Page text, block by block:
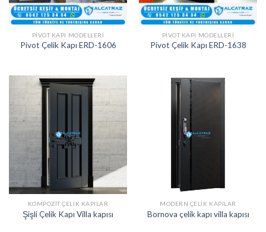
PIVOT KAPI MODELLERI
Pivot Çelik Kapı ERD-1606
PIVOT KAPI MODELLERI
Pivot Çelik Kapı ERD-1638
KOMPOZIT ÇELIK KAPILAR
Şişli Çelik Kapı Villa kapısı
MODERN ÇELIK KAPILAR
Bornova çelik kapı villa kapısı